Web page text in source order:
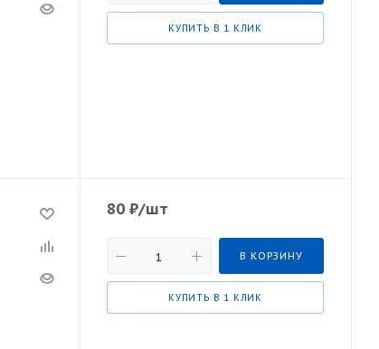
КУПИТЬ В 1 КЛИК
80 ₽/шт
В КОРЗИНУ
КУПИТЬ В 1 КЛИК